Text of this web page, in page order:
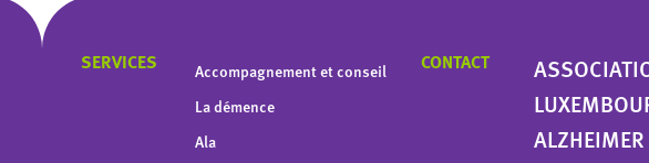
SERVICES
Accompagnement et conseil
La démence
Ala
CONTACT
ALZHEIMER